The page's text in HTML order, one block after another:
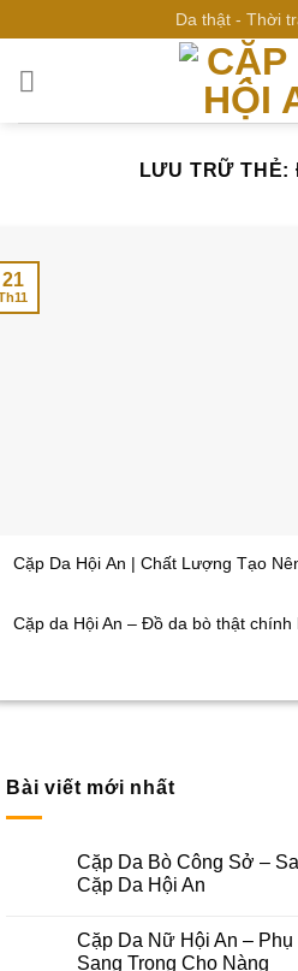
qua
nội
Da thật - Thời
LƯU TRỮ THẺ:
Cặp Da Hội An | Chất Lượng Tạo
Cặp da Hội An – Đồ da bò thật chính
21
Bài viết mới nhất
Cặp Da Bò Công Sở –
Cặp Da Hội An
Cặp Da Nữ Hội An –
Sang Trọng Cho Nàng